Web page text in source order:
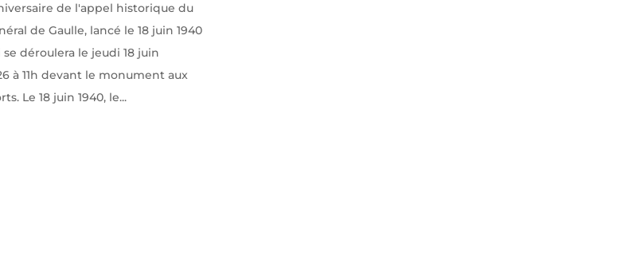
de l'appel historique du
de Gaulle, lancé le 18 juin 1940
se déroulera le jeudi 18 juin
à 11h devant le monument aux
Le 18 juin 1940, le...